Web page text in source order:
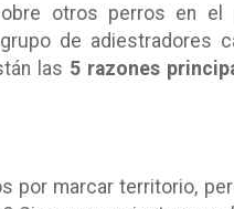
otros perros en el
de
las 5 razones
por marcar territorio,